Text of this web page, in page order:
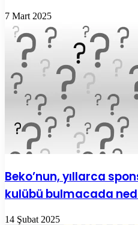
7 Mart 2025
Beko’nun, yıllarca
kulübü bulmacada
14 Şubat 2025